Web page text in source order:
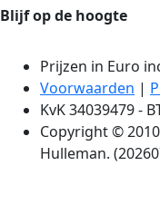
Blijf op de hoogte
Prijzen in Euro
Voorwaarden |
KvK 34039479 -
Copyright ©
Hulleman.